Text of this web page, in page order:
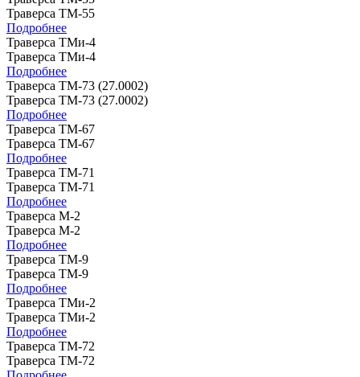
Траверса ТМ-55
Подробнее
Траверса ТМи-4
Траверса ТМи-4
Подробнее
Траверса ТМ-73 (27.0002)
Траверса ТМ-73 (27.0002)
Подробнее
Траверса ТМ-67
Траверса ТМ-67
Подробнее
Траверса ТМ-71
Траверса ТМ-71
Подробнее
Траверса М-2
Траверса М-2
Подробнее
Траверса ТМ-9
Траверса ТМ-9
Подробнее
Траверса ТМи-2
Траверса ТМи-2
Подробнее
Траверса ТМ-72
Траверса ТМ-72